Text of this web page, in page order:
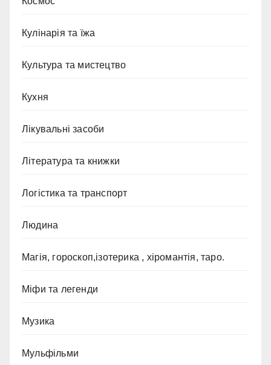
Кулінарія та їжа
Культура та мистецтво
Кухня
Лікувальні засоби
Література та книжки
Логістика та транспорт
Людина
Магія, гороскоп,ізотерика , хіромантія, таро.
Міфи та легенди
Музика
Мульфільми